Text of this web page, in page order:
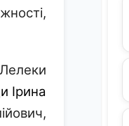
Ірина